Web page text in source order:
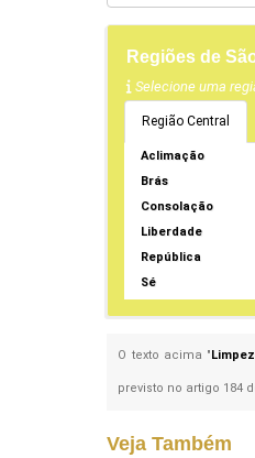
Regiões de
Selecione uma
Região Central
Aclimação
Brás
Consolação
Liberdade
República
Sé
O texto acima "
previsto no artigo 184
Veja Também